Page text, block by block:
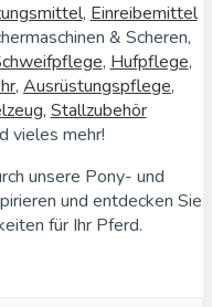
, Einreibemittel
& Scheren,
, Hufpflege,
, Ausrüstungspflege,
, Stallzubehör
vieles mehr!
unsere Pony- und
und entdecken Sie
für Ihr Pferd.